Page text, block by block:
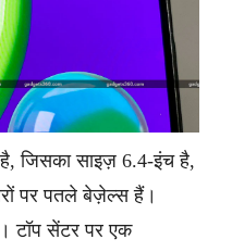
जिसका साइज़ 6.4-इंच है,
पर पतले बेज़ेल्स हैं।
टॉप सेंटर पर एक